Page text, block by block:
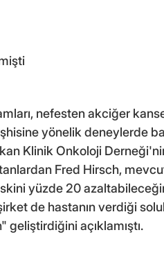
nefesten akciğer
yönelik deneylerde
Klinik Onkoloji
Fred Hirsch,
yüzde 20
de hastanın verdiği
açıklamıştı.